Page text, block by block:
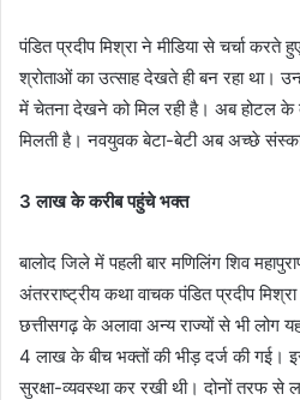
पंडित प्रदीप मिश्रा ने मीडिया से चर्चा
श्रोताओं का उत्साह देखते ही बन रहा था।
में चेतना देखने को मिल रही है। अब होटल के
मिलती है। नवयुवक बेटा-बेटी अब अच्छे
3 लाख के करीब पहुंचे भक्त
बालोद जिले में पहली बार मणिलिंग शिव
अंतरराष्ट्रीय कथा वाचक पंडित प्रदीप
छत्तीसगढ़ के अलावा अन्य राज्यों से भी लोग
4 लाख के बीच भक्तों की भीड़ दर्ज की गई।
सुरक्षा-व्यवस्था कर रखी थी। दोनों तरफ से